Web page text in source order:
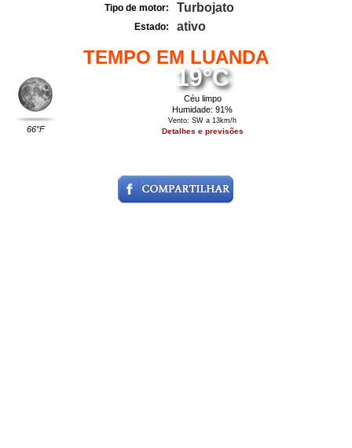
Tipo de motor: Turbojato
Estado: ativo
TEMPO EM LUANDA
66°F
19°C
Céu limpo
Humidade: 91%
Vento: SW a 13km/h
Detalhes e previsões